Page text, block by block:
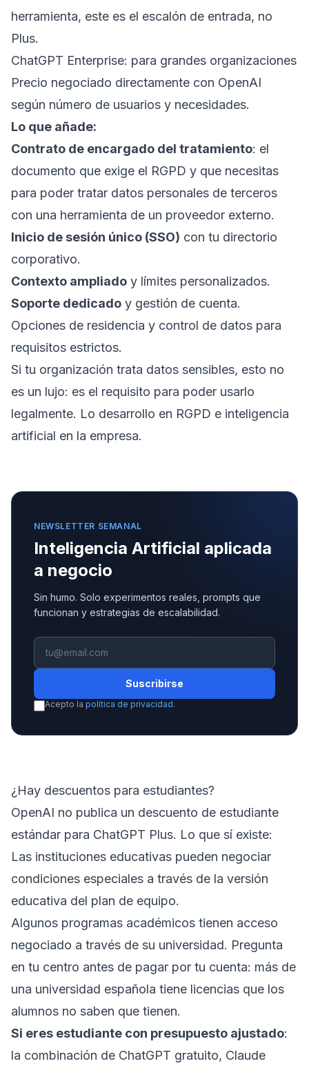
herramienta, este es el escalón de entrada, no
Plus.
ChatGPT Enterprise: para grandes organizaciones
Precio negociado directamente con OpenAI
según número de usuarios y necesidades.
Lo que añade:
Contrato de encargado del tratamiento: el
documento que exige el RGPD y que necesitas
para poder tratar datos personales de terceros
con una herramienta de un proveedor externo.
Inicio de sesión único (SSO) con tu directorio
corporativo.
Contexto ampliado y límites personalizados.
Soporte dedicado y gestión de cuenta.
Opciones de residencia y control de datos para
requisitos estrictos.
Si tu organización trata datos sensibles, esto no
es un lujo: es el requisito para poder usarlo
legalmente. Lo desarrollo en RGPD e inteligencia
artificial en la empresa.
NEWSLETTER SEMANAL
Inteligencia Artificial aplicada
a negocio
Sin humo. Solo experimentos reales, prompts que
funcionan y estrategias de escalabilidad.
Suscribirse
Acepto la política de privacidad.
¿Hay descuentos para estudiantes?
OpenAI no publica un descuento de estudiante
estándar para ChatGPT Plus. Lo que sí existe:
Las instituciones educativas pueden negociar
condiciones especiales a través de la versión
educativa del plan de equipo.
Algunos programas académicos tienen acceso
negociado a través de su universidad. Pregunta
en tu centro antes de pagar por tu cuenta: más de
una universidad española tiene licencias que los
alumnos no saben que tienen.
Si eres estudiante con presupuesto ajustado:
la combinación de ChatGPT gratuito, Claude